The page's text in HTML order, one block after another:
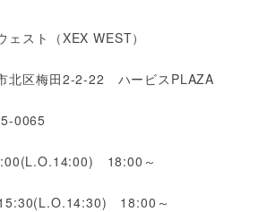
スト（XEX WEST）
北区梅田2-2-22　ハービスPLAZA
0065
　18:00～
　18:00～